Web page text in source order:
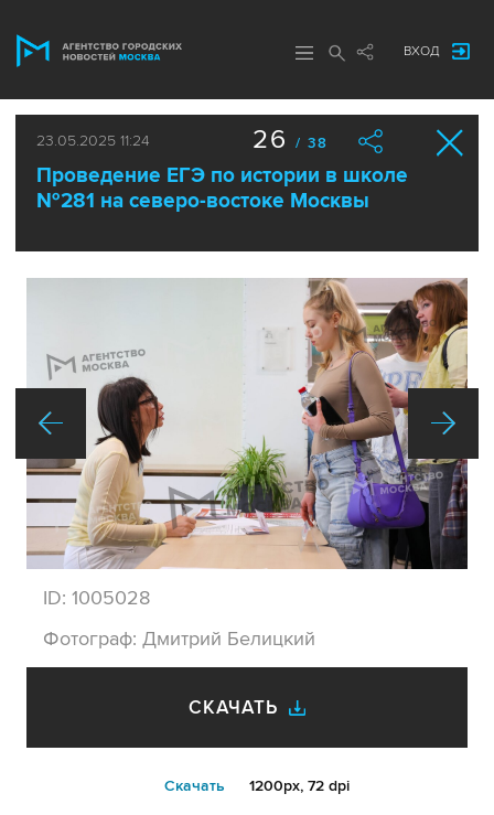
ВХОД
23.05.2025 11:24
Проведение ЕГЭ по истории в школе
№281 на северо-востоке Москвы
26 / 38
ID: 1005028
Фотограф: Дмитрий Белицкий
СКАЧАТЬ
Cкачать 1200px, 72 dpi